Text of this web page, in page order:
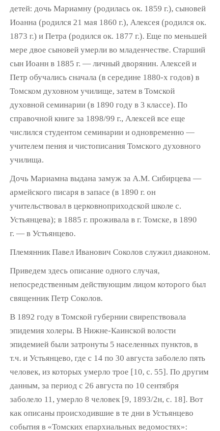
детей: дочь Мариамну (родилась ок. 1859 г.), сыно­вей
Иоанна (родился 21 мая 1860 г.), Алек­сея (родился ок.
1873 г.) и Петра (родился ок. 1877 г.). Еще по меньшей
мере двое сыновей умерли во младенчестве. Старший
сын Ио­анн в 1885 г. — личный дворянин. Алексей и
Петр обучались сначала (в середине 1880-х годов) в
Томском духовном училище, затем в Томской
духовной семинарии (в 1890 году в 3 классе). По
справочной книге за 1898/99 г., Алексей все еще
числился студентом семина­рии и одновременно —
учителем пения и чи­стописания Томского духовного
училища.
Дочь Мариамна выдана замуж за А.М. Сибирцева —
армейского писаря в запасе (в 1890 г. он
учительствовал в церковнопри­ходской школе с.
Устьянцева); в 1885 г. про­живала в г. Томске, в 1890
г. — в Устьянцево.
Племянник Павел Иванович Соколов слу­жил диаконом.
Приведем здесь описание одного случая,
непосредственным действующим лицом ко­торого был
священник Петр Соколов.
В 1892 году в Томской губернии свиреп­ствовала
эпидемия холеры. В Нижне-Каинской волости
эпидемией были затронуты 5 населенных пунктов, в
т.ч. и Устьянцево, где с 14 по 30 августа заболело пять
человек, из которых умерло трое [10, с. 55]. По другим
данным, за период с 26 августа по 10 сентября
заболело 11, умерло 8 человек [9, 1893/2н, с. 18]. Вот
как описаны происходившие в те дни в Устьянцево
события в «Томских епархиаль­ных ведомостях»: